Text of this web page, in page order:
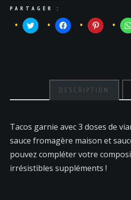
PARTAGER :
Cliquez
pour
Cliquez
pour
Cliquez
pour
DESCRIPTION
Tacos garnie avec 3 doses de
sauce fromagère maison et
pouvez compléter votre
irrésistibles suppléments !